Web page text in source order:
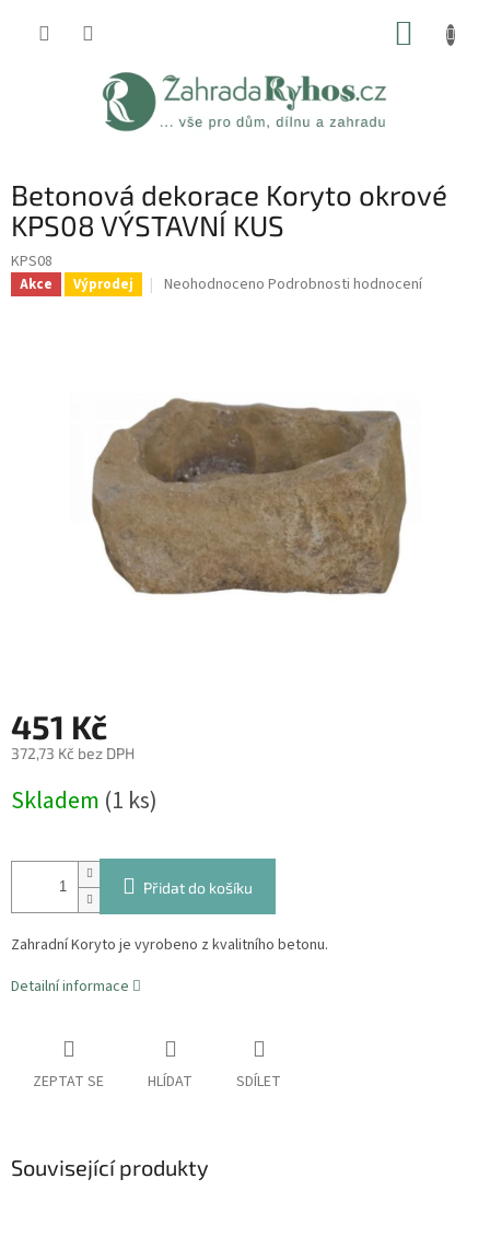
Betonová dekorace Koryto okrové
KPS08 VÝSTAVNÍ KUS
KPS08
Akce Výprodej
Průměrné
5
hvězdiček.
Neohodnoceno Podrobnosti hodnocení
451 Kč
372,73 Kč bez DPH
cena:
Skladem (1 ks)
Přidat do košíku
Zahradní Koryto je vyrobeno z kvalitního betonu.
Detailní informace
ZEPTAT SE HLÍDAT SDÍLET
Související produkty